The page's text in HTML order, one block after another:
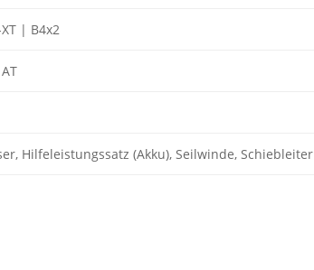
| B4x2
Hilfeleistungssatz (Akku), Seilwinde, Schiebleiter